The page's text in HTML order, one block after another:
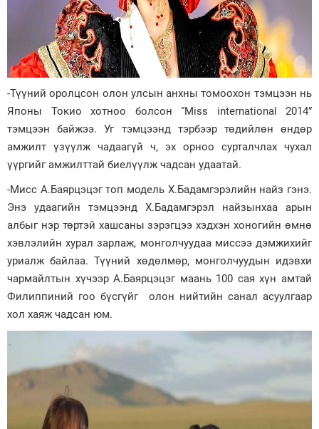
-Түүний оролцсон олон улсын анхны томоохон тэмцээн нь
Японы Токио хотноо болсон “Miss international 2014”
тэмцээн байжээ. Уг тэмцээнд тэрбээр төдийлөн өндөр
амжилт үзүүлж чадаагүй ч, эх орноо сурталчлах чухал
үүргийг амжилттай биелүүлж чадсан удаатай.
-Мисс А.Баярцэцэг топ модель Х.Бадамгэрэлийн найз гэнэ.
Энэ удаагийн тэмцээнд Х.Бадамгэрэл найзынхаа арын
албыг нэр төртэй хашсаны зэрэгцээ хэдхэн хоногийн өмнө
хэвлэлийн хурал зарлаж, монголчуудаа миссээ дэмжихийг
уриалж байлаа. Түүний хөдөлмөр, монголчуудын идэвхи
чармайлтын хүчээр А.Баярцэцэг маань 100 сая хүн амтай
Филиппиний гоо бүсгүйг олон нийтийн санал асуулгаар
хол хаяж чадсан юм.